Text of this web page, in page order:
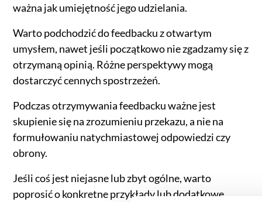
ważna jak umiejętność jego udzielania.
Warto podchodzić do feedbacku z otwartym
umysłem, nawet jeśli początkowo nie zgadzamy się z
otrzymaną opinią. Różne perspektywy mogą
dostarczyć cennych spostrzeżeń.
Podczas otrzymywania feedbacku ważne jest
skupienie się na zrozumieniu przekazu, a nie na
formułowaniu natychmiastowej odpowiedzi czy
obrony.
Jeśli coś jest niejasne lub zbyt ogólne, warto
poprosić o konkretne przykłady lub dodatkowe